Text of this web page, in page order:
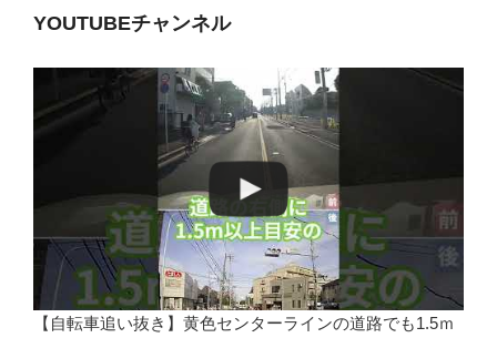
YOUTUBEチャンネル
【自転車追い抜き】黄色センターラインの道路でも1.5ｍ